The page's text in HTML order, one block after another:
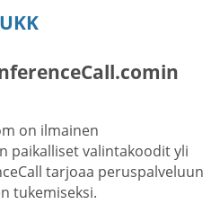
UKK
on ilmainen
paikalliset valintakoodit yli
tarjoaa peruspalveluun
tukemiseksi.